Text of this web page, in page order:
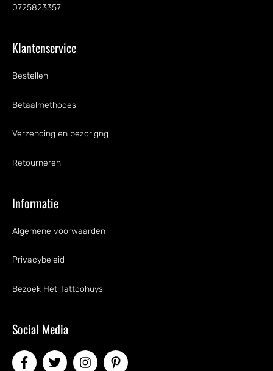
0725823357
Klantenservice
Bestellen
Betaalmethodes
Verzending en bezorigng
Retourneren
Informatie
Algemene voorwaarden
Privacybeleid
Bezoek Het Tattoohuys
Social Media